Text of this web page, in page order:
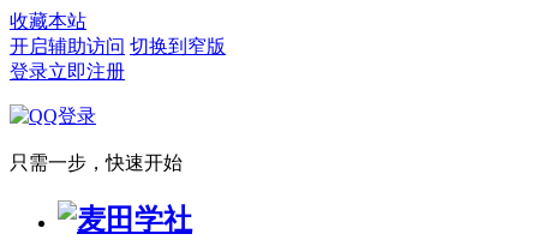
收藏本站
开启辅助访问 切换到窄版
登录立即注册
只需一步，快速开始